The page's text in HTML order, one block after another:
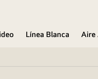
Línea Blanca Aire